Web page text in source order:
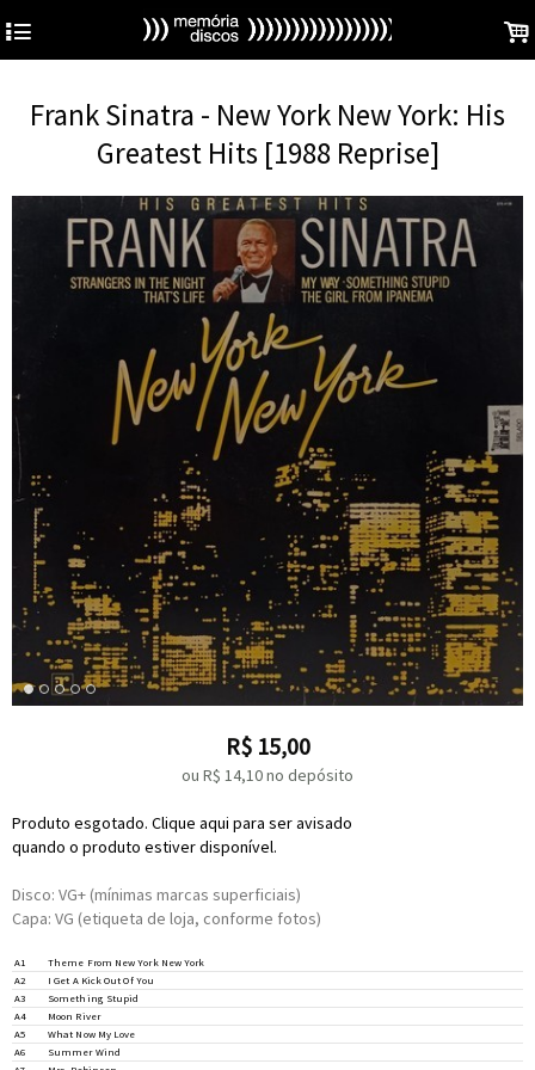
4 .
Frank Sinatra - New York New York: His
Greatest Hits [1988 Reprise]
R$ 15,00
ou R$ 14,10no depósito
Produto esgotado. Clique aqui para ser avisado
quando o produto estiver disponível.
Disco: VG+ (mínimas marcas superficiais)
Capa: VG (etiqueta de loja, conforme fotos)
A1 Theme From New York New York
Written-By –Fred Ebb/John Kander*
A2 I Get A Kick Out Of You
Written-By –Porter *
A3 Something Stupid
Vocals [Duet With] –
Written-By –C. Carson Parks*
A4 Moon River
Written-By –
A5 What Now My Love
Written-By – Sigman*
A6 Summer Wind
Written-By – Mayer
Written-By –Paul Simon